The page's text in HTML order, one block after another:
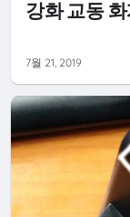
강화 교동
7월 21, 2019